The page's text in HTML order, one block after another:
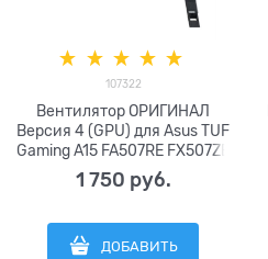
107322
Вентилятор ОРИГИНАЛ
Версия 4 (GPU) для Asus TUF
Gaming A15 FA507RE FX507ZE
FX507ZC FA507RC / Gaming
A17 FA707RE FX707ZC
DFS5L32G16486J FP83 DC5V
0.5A (4pin) 13NR08Y0T01011 ,
1 750 руб.
ДОБАВИТЬ